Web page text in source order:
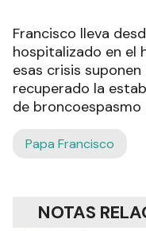
Francisco lleva
hospitalizado en el
esas crisis
recuperado la
de
Papa Francisco
NOTAS